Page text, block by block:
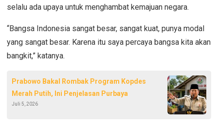
selalu ada upaya untuk menghambat kemajuan negara.
“Bangsa Indonesia sangat besar, sangat kuat, punya modal
yang sangat besar. Karena itu saya percaya bangsa kita akan
bangkit,” katanya.
Prabowo Bakal Rombak Program Kopdes
Merah Putih, Ini Penjelasan Purbaya
Juli 5, 2026